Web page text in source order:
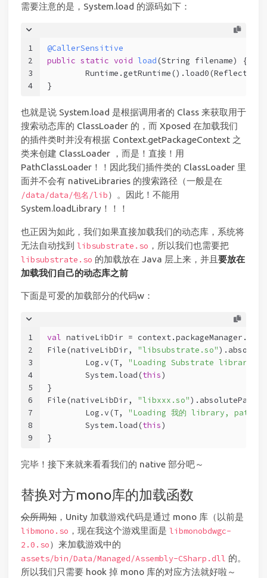
需要注意的是，System.load 的源码如下：
1
2
3
4
@CallerSensitive
public static void load (String filename)
{
}
也就是说 System.load 是根据调用者的 Class 来获取用于
搜索动态库的 ClassLoader 的，而 Xposed 在加载我们
的插件类时并没有根据 Context.getPackageContext 之
类来创建 ClassLoader ，而是！直接！用
PathClassLoader！！因此我们插件类的 ClassLoader 里
面并不会有 nativeLibraries 的搜索路径（一般是在
/data/data/包名/lib）。因此！不能用
System.loadLibrary！！！
也正因为如此，我们如果直接加载我们的动态库，系统将
无法自动找到 libsubstrate.so ，所以我们也需要把
libsubstrate.so 的加载放在 Java 层上来，并且 要放在
加载我们自己的动态库之前
下面是可爱的加载部分的代码w：
1
2
3
4
5
6
7
8
9
val nativeLibDir =
File(nativeLibDir, "libsubstrate.so"
	Log.v(T,
"Loading Substrate library,
	System.load(
this)
}
File(nativeLibDir, "libxxx.so"
	Log.v(T,
"Loading 我的 library, path:
	System.load(
this)
}
完毕！接下来就来看看我们的 native 部分吧～
替换对方mono库的加载函数
众所周知 ，Unity 加载游戏代码是通过 mono 库（以前是
libmono.so ，现在我这个游戏里面是 libmonobdwgc-
2.0.so）来加载游戏中的
assets/bin/Data/Managed/Assembly-CSharp.dll 的。
所以我们只需要 hook 掉 mono 库的对应方法就好啦～